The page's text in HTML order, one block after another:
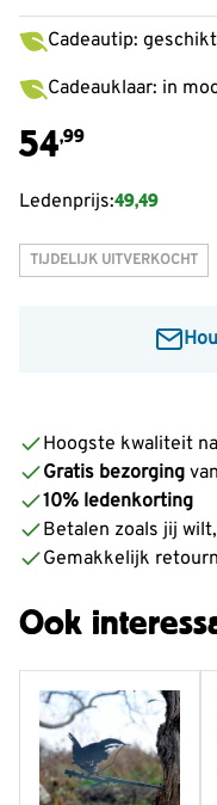
Cadeautip:
Cadeauklaar: in
54,99
Ledenprijs:49,49
TIJDELIJK UITVERKOCHT
wanneer dit product
Hoogste kwaliteit
Gratis bezorging
10% ledenkorting
Betalen zoals jij
Gemakkelijk
Ook